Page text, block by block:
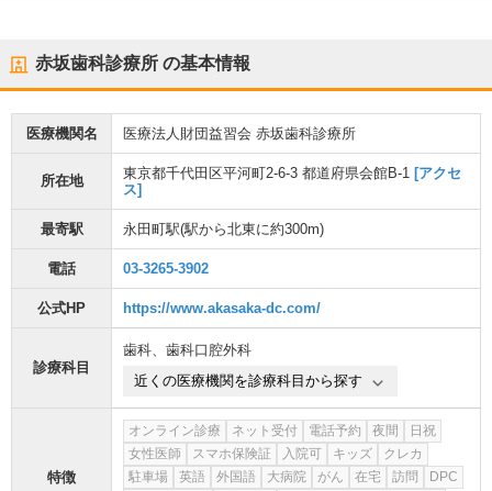
赤坂歯科診療所 の基本情報
医療機関名 医療法人財団益習会 赤坂歯科診療所
所在地 東京都千代田区平河町2-6-3 都道府県会館B-1 [アクセ
ス]
最寄駅 永田町駅(駅から北東に約300m)
電話 03-3265-3902
公式HP https://www.akasaka-dc.com/
診療科目
歯科、 歯科口腔外科
近くの医療機関を診療科目から探す
特徴
オンライン診療 ネット受付 電話予約 夜間
日祝
女性医師
スマホ保険証 入院可 キッズ
クレカ
駐車場
英語 外国語 大病院 がん 在宅 訪問
DPC